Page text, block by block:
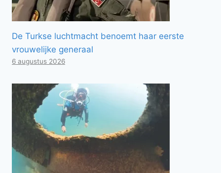
De Turkse luchtmacht benoemt haar eerste
vrouwelijke generaal
6 augustus 2026